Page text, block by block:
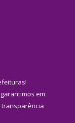
!
em
transparência